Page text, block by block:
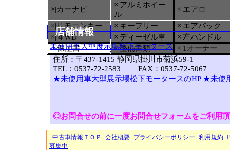
×|カーナビ
×|アルミホイー
ル
×|エアロ
×|リモコンキー
×|キーフリー
×|エアバック
×|４WD
×|ディーゼル車
×|左ハンドル
○|保証書 ×|整備書類 ×|1オーナー
店舗情報
未使用車大型展示場松下モータース
住所：〒437-1415 静岡県掛川市菊浜59-1
TEL：0537-72-2583 FAX：0537-72-5067
★未使用車大型展示場松下モータースのHP ★未使
◎お問合せの前に一度お問合せフォームをご利用
中古車情報ＴＯＰ 会社概要 プライバシーポリシー 利用規約
募集中